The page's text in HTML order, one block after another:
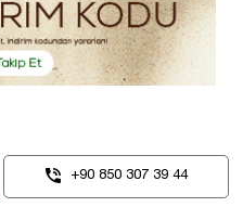
+90 850 307 39 44